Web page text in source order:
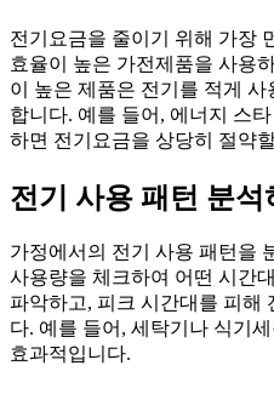
전기요금을 줄이기 위해 가장
효율이 높은 가전제품을 사용
이 높은 제품은 전기를 적게
합니다. 예를 들어, 에너지 스
하면 전기요금을 상당히 절약
전기 사용 패턴 분석
가정에서의 전기 사용 패턴을
사용량을 체크하여 어떤 시간
파악하고, 피크 시간대를 피해
다. 예를 들어, 세탁기나 식기
효과적입니다.